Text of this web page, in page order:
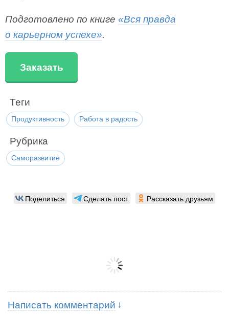
Подготовлено по книге «Вся правда
о карьерном успехе».
Заказать
Теги
Продуктивность Работа в радость
Рубрика
Саморазвитие
Поделиться Сделать пост Рассказать друзьям
Написать комментарий